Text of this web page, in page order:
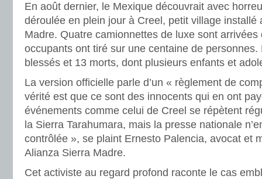
En août dernier, le Mexique découvrait avec
déroulée en plein jour à Creel, petit village installé
Madre. Quatre camionnettes de luxe sont
occupants ont tiré sur une centaine de
blessés et 13 morts, dont plusieurs enfants et
La version officielle parle d’un « règlement de
vérité est que ce sont des innocents qui en ont
événements comme celui de Creel se répètent
la Sierra Tarahumara, mais la presse nationale
contrôlée », se plaint Ernesto Palencia, avocat et
Alianza Sierra Madre.
Cet activiste au regard profond raconte le cas